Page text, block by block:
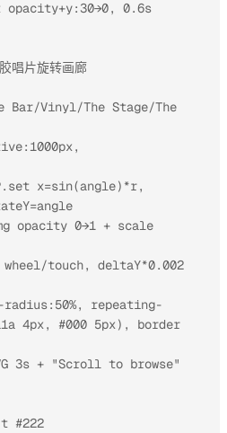
opacity+y:30→0, 0.6s
片旋转画廊
Bar/Vinyl/The Stage/The
wheel/touch, deltaY*0.002
radius:50%, repeating-
4px, #000 5px), border
3s + "Scroll to browse"
#222